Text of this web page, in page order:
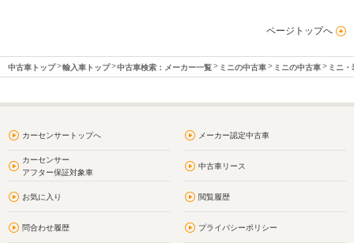
ページトップへ
中古車トップ 輸入車トップ 中古車検索：メーカー一覧 ミニの中古車 ミニの中古車 ミニ
カーセンサートップへ メーカー認定中古車
カーセンサー
アフター保証対象車
中古車リース
お気に入り 閲覧履歴
問合わせ履歴 プライバシーポリシー